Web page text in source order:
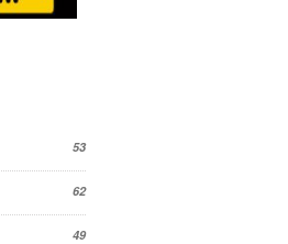
53
62
49